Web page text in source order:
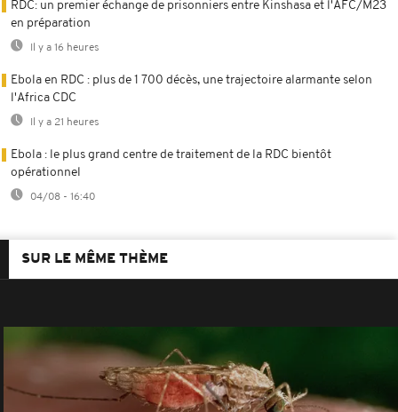
RDC: un premier échange de prisonniers entre Kinshasa et l'AFC/M23
en préparation
Il y a 16 heures
Ebola en RDC : plus de 1 700 décès, une trajectoire alarmante selon
l'Africa CDC
Il y a 21 heures
Ebola : le plus grand centre de traitement de la RDC bientôt
opérationnel
04/08 - 16:40
SUR LE MÊME THÈME